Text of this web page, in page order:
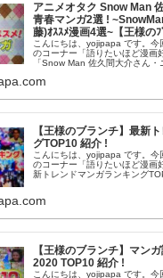
アニメオタク Snow Man
青春マンガ2選 !
藤)ｵｽｽﾒ漫画4選~【王様のﾌﾞ
こんにちは、yojipapa です。今
のコーナー「語りたいほど漫画
「Snow Man 佐久間大介さん・
容をお伝えします...
【王様のブランチ】最新
グTOP10 紹介 !
こんにちは、yojipapa です。今
のコーナー「語りたいほど漫画
新トレンドマンガランキング
【王様のブランチ】マン
2020 TOP10 紹介 !
こんにちは、yojipapa です。今